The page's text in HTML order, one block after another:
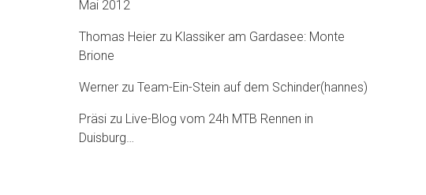
Mai 2012
Thomas Heier zu Klassiker am Gardasee: Monte
Brione
Werner zuTeam-Ein-Stein auf dem Schinder(hannes)
Präsi zu Live-Blog vom 24h MTB Rennen in
Duisburg…